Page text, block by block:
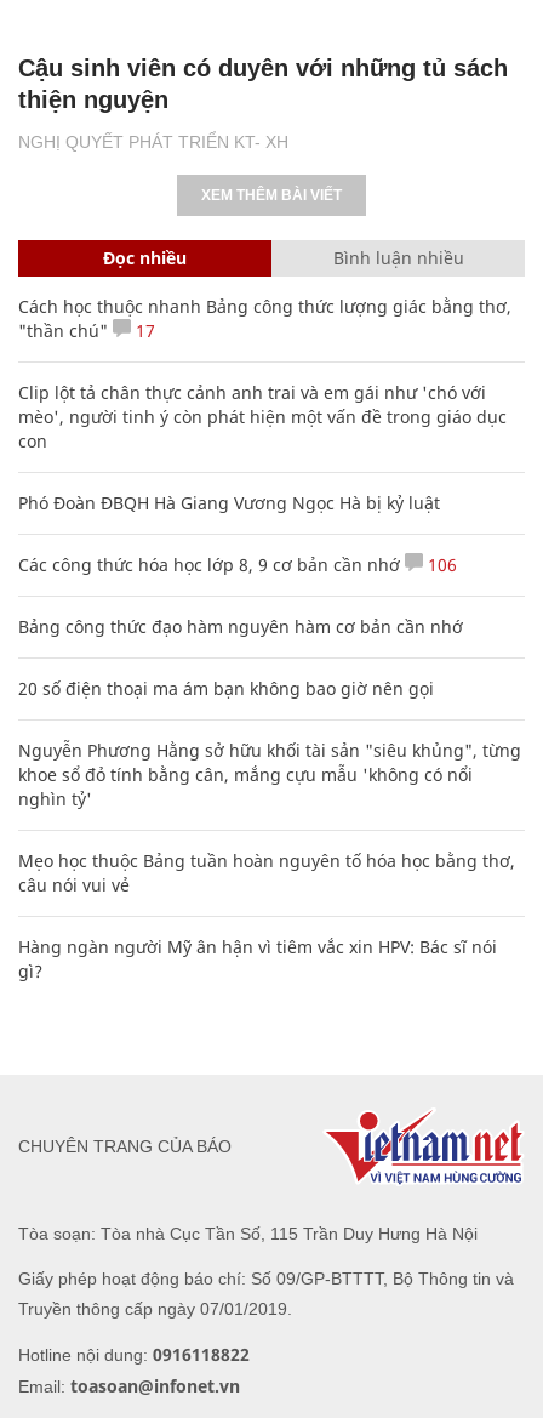
NGHỊ QUYẾT PHÁT TRIỂN KT- XH
Cậu sinh viên có duyên với những tủ sách
thiện nguyện
XEM THÊM BÀI VIẾT
Đọc nhiều Bình luận nhiều
Cách học thuộc nhanh Bảng công thức lượng giác bằng thơ,
"thần chú"
17
Clip lột tả chân thực cảnh anh trai và em gái như 'chó với
mèo', người tinh ý còn phát hiện một vấn đề trong giáo dục
con
Phó Đoàn ĐBQH Hà Giang Vương Ngọc Hà bị kỷ luật
Các công thức hóa học lớp 8, 9 cơ bản cần nhớ 106
Bảng công thức đạo hàm nguyên hàm cơ bản cần nhớ
20 số điện thoại ma ám bạn không bao giờ nên gọi
Nguyễn Phương Hằng sở hữu khối tài sản "siêu khủng", từng
khoe sổ đỏ tính bằng cân, mắng cựu mẫu 'không có nổi
nghìn tỷ'
Mẹo học thuộc Bảng tuần hoàn nguyên tố hóa học bằng thơ,
câu nói vui vẻ
Hàng ngàn người Mỹ ân hận vì tiêm vắc xin HPV: Bác sĩ nói
gì?
Tòa soạn: Tòa nhà Cục Tần Số, 115 Trần Duy Hưng Hà Nội
Giấy phép hoạt động báo chí: Số 09/GP-BTTTT, Bộ Thông tin và
Truyền thông cấp ngày 07/01/2019.
Hotline nội dung: 0916118822
Email: toasoan@infonet.vn
CHUYÊN TRANG CỦA BÁO